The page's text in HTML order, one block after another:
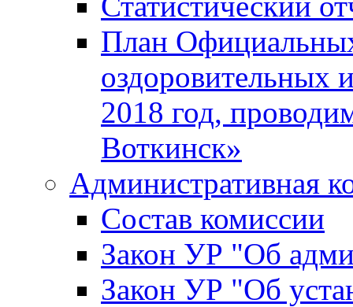
План
оздоровительных
2018 год,
Воткинск»
Административная
Состав комиссии
Закон УР "Об
Закон УР "Об